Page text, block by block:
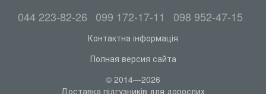
044 223-82-26 099 172-17-11 098 952-47-15
Контактна інформація
Полная версия сайта
© 2014—2026
Доставка підгузників для дорослих